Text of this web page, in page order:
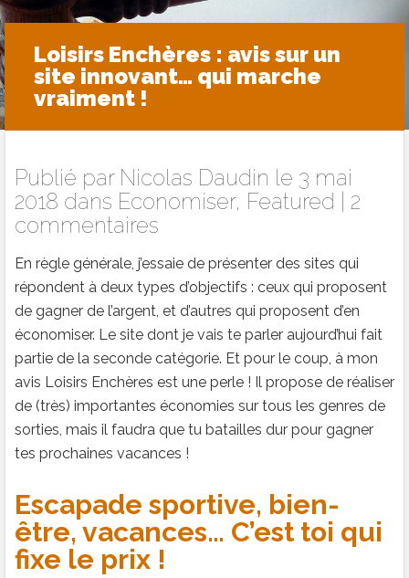
Loisirs Enchères : avis sur un
site innovant… qui marche
vraiment !
Publié par Nicolas Daudin le 3 mai
2018 dans Economiser, Featured
2
commentaires
En règle générale, j’essaie de présenter des sites qui
répondent à deux types d’objectifs : ceux qui proposent
de gagner de l’argent, et d’autres qui proposent d’en
économiser. Le site dont je vais te parler aujourd’hui fait
partie de la seconde catégorie. Et pour le coup, à mon
avis Loisirs Enchères est une perle ! Il propose de réaliser
de (très) importantes économies sur tous les genres de
sorties, mais il faudra que tu batailles dur pour gagner
tes prochaines vacances !
Escapade sportive, bien-
être, vacances… C’est toi qui
fixe le prix !